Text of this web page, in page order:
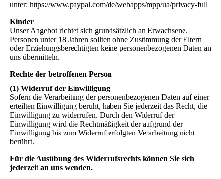
unter: https://www.paypal.com/de/webapps/mpp/ua/privacy-full
Kinder
Unser Angebot richtet sich grundsätzlich an Erwachsene.
Personen unter 18 Jahren sollten ohne Zustimmung der Eltern
oder Erziehungsberechtigten keine personenbezogenen Daten an
uns übermitteln.
Rechte der betroffenen Person
(1) Widerruf der Einwilligung
Sofern die Verarbeitung der personenbezogenen Daten auf einer
erteilten Einwilligung beruht, haben Sie jederzeit das Recht, die
Einwilligung zu widerrufen. Durch den Widerruf der
Einwilligung wird die Rechtmäßigkeit der aufgrund der
Einwilligung bis zum Widerruf erfolgten Verarbeitung nicht
berührt.
Für die Ausübung des Widerrufsrechts können Sie sich
jederzeit an uns wenden.